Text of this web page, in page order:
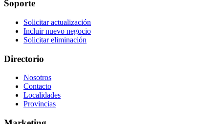
Soporte
Solicitar actualización
Incluir nuevo negocio
Solicitar eliminación
Directorio
Nosotros
Contacto
Localidades
Provincias